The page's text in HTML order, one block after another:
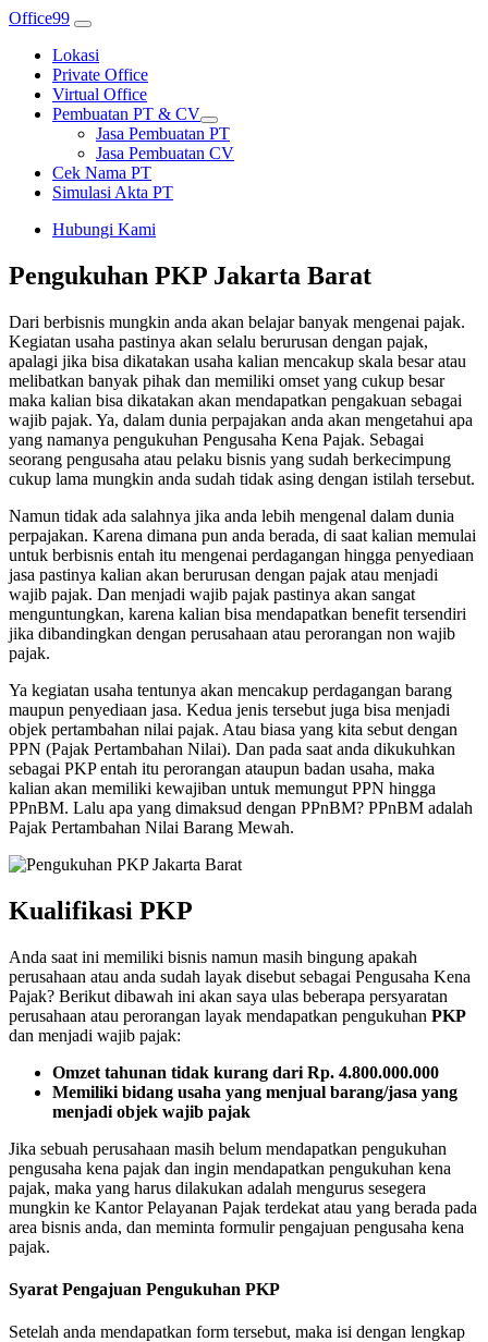
Office99
Lokasi
Private Office
Virtual Office
Pembuatan PT & CV
Jasa Pembuatan PT
Jasa Pembuatan CV
Cek Nama PT
Simulasi Akta PT
Hubungi Kami
Pengukuhan PKP Jakarta Barat
Dari berbisnis mungkin anda akan belajar banyak mengenai pajak.
Kegiatan usaha pastinya akan selalu berurusan dengan pajak,
apalagi jika bisa dikatakan usaha kalian mencakup skala besar atau
melibatkan banyak pihak dan memiliki omset yang cukup besar
maka kalian bisa dikatakan akan mendapatkan pengakuan sebagai
wajib pajak. Ya, dalam dunia perpajakan anda akan mengetahui apa
yang namanya pengukuhan Pengusaha Kena Pajak. Sebagai
seorang pengusaha atau pelaku bisnis yang sudah berkecimpung
cukup lama mungkin anda sudah tidak asing dengan istilah tersebut.
Namun tidak ada salahnya jika anda lebih mengenal dalam dunia
perpajakan. Karena dimana pun anda berada, di saat kalian memulai
untuk berbisnis entah itu mengenai perdagangan hingga penyediaan
jasa pastinya kalian akan berurusan dengan pajak atau menjadi
wajib pajak. Dan menjadi wajib pajak pastinya akan sangat
menguntungkan, karena kalian bisa mendapatkan benefit tersendiri
jika dibandingkan dengan perusahaan atau perorangan non wajib
pajak.
Ya kegiatan usaha tentunya akan mencakup perdagangan barang
maupun penyediaan jasa. Kedua jenis tersebut juga bisa menjadi
objek pertambahan nilai pajak. Atau biasa yang kita sebut dengan
PPN (Pajak Pertambahan Nilai). Dan pada saat anda dikukuhkan
sebagai PKP entah itu perorangan ataupun badan usaha, maka
kalian akan memiliki kewajiban untuk memungut PPN hingga
PPnBM. Lalu apa yang dimaksud dengan PPnBM? PPnBM adalah
Pajak Pertambahan Nilai Barang Mewah.
Kualifikasi PKP
Anda saat ini memiliki bisnis namun masih bingung apakah
perusahaan atau anda sudah layak disebut sebagai Pengusaha Kena
Pajak? Berikut dibawah ini akan saya ulas beberapa persyaratan
perusahaan atau perorangan layak mendapatkan pengukuhan PKP
dan menjadi wajib pajak:
Omzet tahunan tidak kurang dari Rp. 4.800.000.000
Memiliki bidang usaha yang menjual barang/jasa yang
menjadi objek wajib pajak
Jika sebuah perusahaan masih belum mendapatkan pengukuhan
pengusaha kena pajak dan ingin mendapatkan pengukuhan kena
pajak, maka yang harus dilakukan adalah mengurus sesegera
mungkin ke Kantor Pelayanan Pajak terdekat atau yang berada pada
area bisnis anda, dan meminta formulir pengajuan pengusaha kena
pajak.
Syarat Pengajuan Pengukuhan PKP
Setelah anda mendapatkan form tersebut, maka isi dengan lengkap